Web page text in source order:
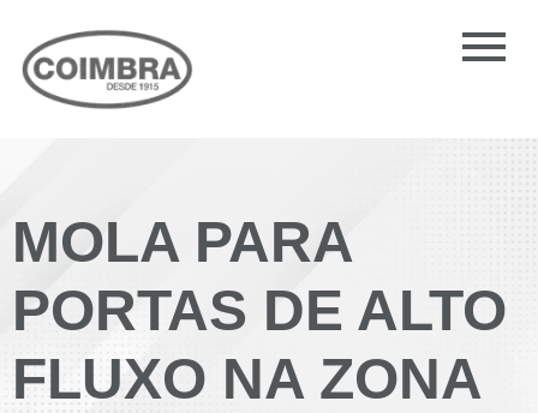
MOLA PARA
PORTAS DE ALTO
FLUXO NA ZONA